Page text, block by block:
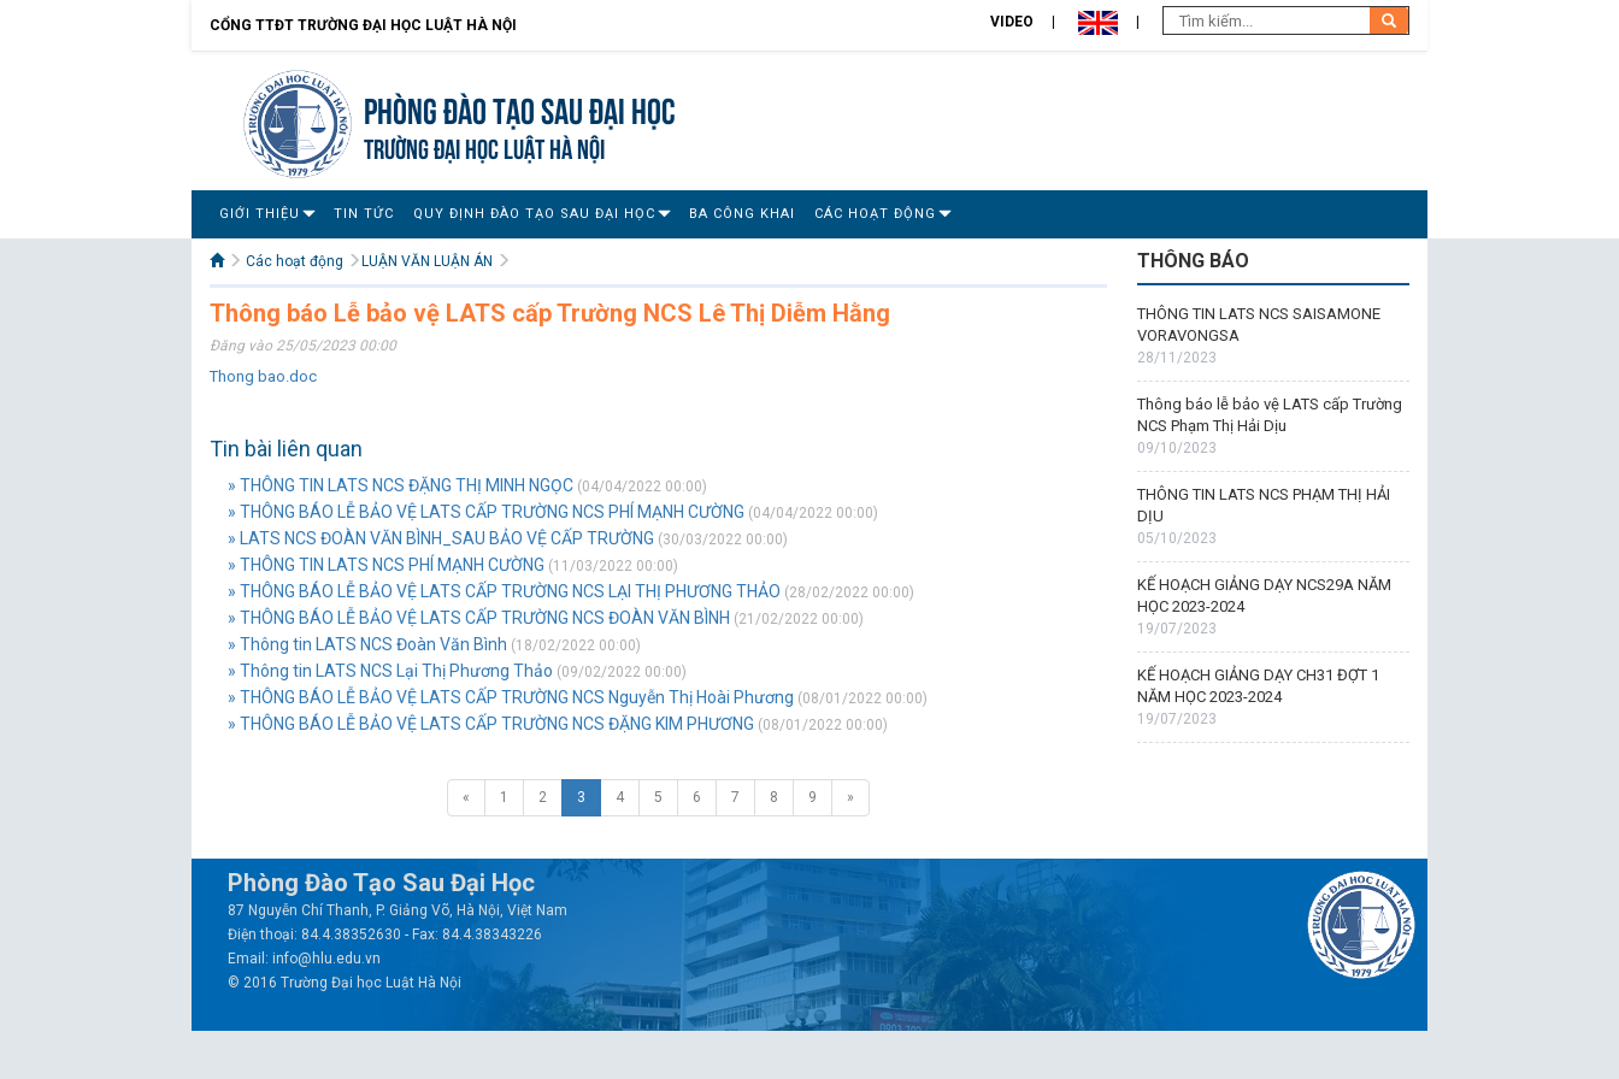
CỔNG TTĐT TRƯỜNG ĐẠI HỌC LUẬT HÀ NỘI VIDEO
Phòng Đào tạo Sau đại học
TRƯỜNG ĐẠI HỌC LUẬT HÀ NỘI
GIỚI THIỆU TIN TỨC QUY ĐỊNH ĐÀO TẠO SAU ĐẠI HỌC BA CÔNG KHAI CÁC HOẠT ĐỘNG
Các hoạt động LUẬN VĂN LUẬN ÁN
Thông báo Lễ bảo vệ LATS cấp Trường NCS Lê Thị Diễm Hằng
Đăng vào 25/05/2023 00:00
Thong bao.doc
Tin bài liên quan
» THÔNG TIN LATS NCS ĐẶNG THỊ MINH NGỌC (04/04/2022 00:00)
» THÔNG BÁO LỄ BẢO VỆ LATS CẤP TRƯỜNG NCS PHÍ MẠNH CƯỜNG (04/04/2022 00:00)
» LATS NCS ĐOÀN VĂN BÌNH_SAU BẢO VỆ CẤP TRƯỜNG (30/03/2022 00:00)
» THÔNG TIN LATS NCS PHÍ MẠNH CƯỜNG (11/03/2022 00:00)
» THÔNG BÁO LỄ BẢO VỆ LATS CẤP TRƯỜNG NCS LẠI THỊ PHƯƠNG THẢO (28/02/2022 00:00)
» THÔNG BÁO LỄ BẢO VỆ LATS CẤP TRƯỜNG NCS ĐOÀN VĂN BÌNH (21/02/2022 00:00)
» Thông tin LATS NCS Đoàn Văn Bình (18/02/2022 00:00)
» Thông tin LATS NCS Lại Thị Phương Thảo (09/02/2022 00:00)
» THÔNG BÁO LỄ BẢO VỆ LATS CẤP TRƯỜNG NCS Nguyễn Thị Hoài Phương (08/01/2022 00:00)
» THÔNG BÁO LỄ BẢO VỆ LATS CẤP TRƯỜNG NCS ĐẶNG KIM PHƯƠNG (08/01/2022 00:00)
« 1 2 3 4 5 6 7 8 9 »
THÔNG BÁO
THÔNG TIN LATS NCS SAISAMONE
VORAVONGSA
28/11/2023
Thông báo lễ bảo vệ LATS cấp Trường
NCS Phạm Thị Hải Dịu
09/10/2023
THÔNG TIN LATS NCS PHẠM THỊ HẢI
DỊU
05/10/2023
KẾ HOẠCH GIẢNG DẠY NCS29A NĂM
HỌC 2023-2024
19/07/2023
KẾ HOẠCH GIẢNG DẠY CH31 ĐỢT 1
NĂM HỌC 2023-2024
19/07/2023
Phòng Đào Tạo Sau Đại Học
87 Nguyễn Chí Thanh, P. Giảng Võ, Hà Nội, Việt Nam
Điện thoại: 84.4.38352630 - Fax: 84.4.38343226
Email: info@hlu.edu.vn
© 2016 Trường Đại học Luật Hà Nội